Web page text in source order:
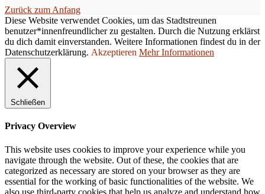
l
e
e
Zurück zum Anfang
Diese Website verwendet Cookies, um das Stadtstreunen
benutzer*innenfreundlicher zu gestalten. Durch die Nutzung erklärst
du dich damit einverstanden. Weitere Informationen findest du in der
Datenschutzerklärung. Akzeptieren Mehr Informationen
Schließen
Privacy Overview
This website uses cookies to improve your experience while you
navigate through the website. Out of these, the cookies that are
categorized as necessary are stored on your browser as they are
essential for the working of basic functionalities of the website. We
also use third-party cookies that help us analyze and understand how